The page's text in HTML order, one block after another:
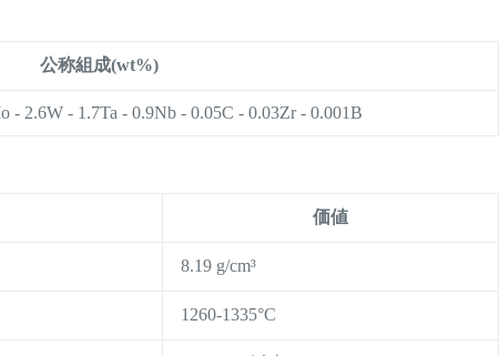
公称組成(wt%)
- 2.6W - 1.7Ta - 0.9Nb - 0.05C - 0.03Zr - 0.001B
価値
8.19 g/cm³
1260-1335°C